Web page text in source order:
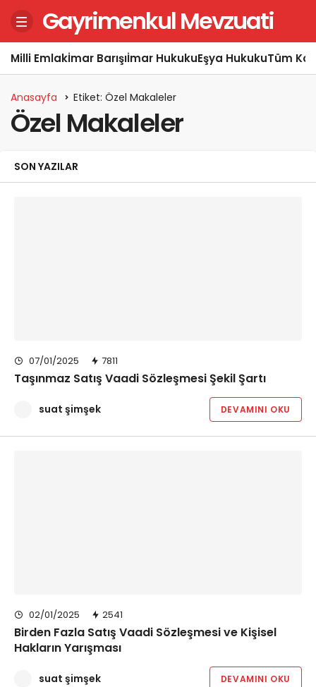
Gayrimenkul Mevzuati
Milli Emlakİmar Barışıİmar HukukuEşya HukukuTüm
Anasayfa Etiket: Özel Makaleler
Özel Makaleler
SON YAZILAR
07/01/2025 7811
Taşınmaz Satış Vaadi Sözleşmesi Şekil Şartı
suat şimşek DEVAMINI OKU
02/01/2025 2541
Birden Fazla Satış Vaadi Sözleşmesi ve Kişisel
Hakların Yarışması
suat şimşek DEVAMINI OKU